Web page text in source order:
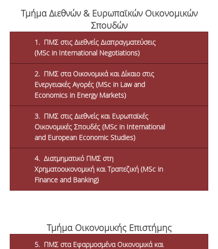
Τμήμα Διεθνών & Ευρωπαϊκών Οικονομικών
Σπουδών
1. ΠΜΣ στις Διεθνείς Διαπραγματεύσεις
(MSc in International Negotiations)
2. ΠΜΣ στα Οικονομικά και Δίκαιο στις
Ενεργειακές Αγορές (MSc in Law and
Economics in Energy Markets)
3. ΠΜΣ στις Διεθνείς και Ευρωπαϊκές
Οικονομικές Σπουδές (MSc in Ιnternational
and European Economic Studies)
4. Διατμηματικό ΠΜΣ στη
Χρηματοοικονομική και Τραπεζική (MSc in
Finance and Banking)
Τμήμα Οικονομικής Επιστήμης
5. ΠΜΣ στα Εφαρμοσμένα Οικονομικά και